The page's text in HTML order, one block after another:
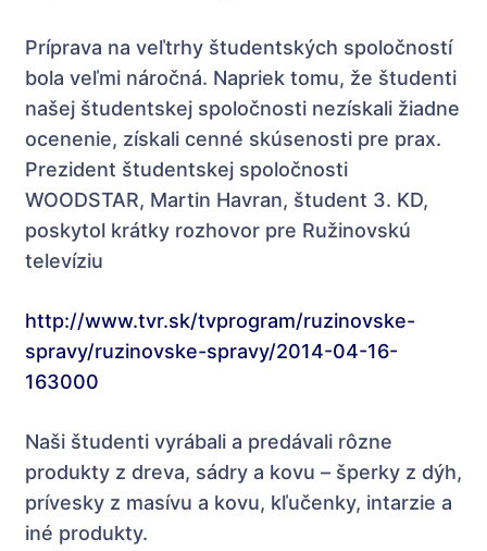
Príprava na veľtrhy študentských spoločností
bola veľmi náročná. Napriek tomu, že študenti
našej študentskej spoločnosti nezískali žiadne
ocenenie, získali cenné skúsenosti pre prax.
Prezident študentskej spoločnosti
WOODSTAR, Martin Havran, študent 3. KD,
poskytol krátky rozhovor pre Ružinovskú
televíziu
http://www.tvr.sk/tvprogram/ruzinovske-
spravy/ruzinovske-spravy/2014-04-16-
163000
Naši študenti vyrábali a predávali rôzne
produkty z dreva, sádry a kovu – šperky z dýh,
prívesky z masívu a kovu, kľučenky, intarzie a
iné produkty.